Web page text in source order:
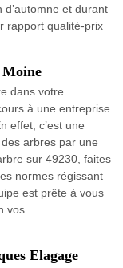
et durant
rapport qualité-prix
Moine
dans votre
à une entreprise
effet, c’est une
arbres par une
sur 49230, faites
normes régissant
est prête à vous
vos
Elagage